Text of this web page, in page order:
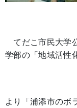
てだこ市民大学
学部の「地域活性
より「浦添市のボ